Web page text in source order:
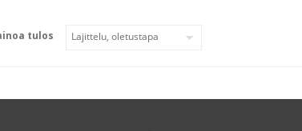
tulos